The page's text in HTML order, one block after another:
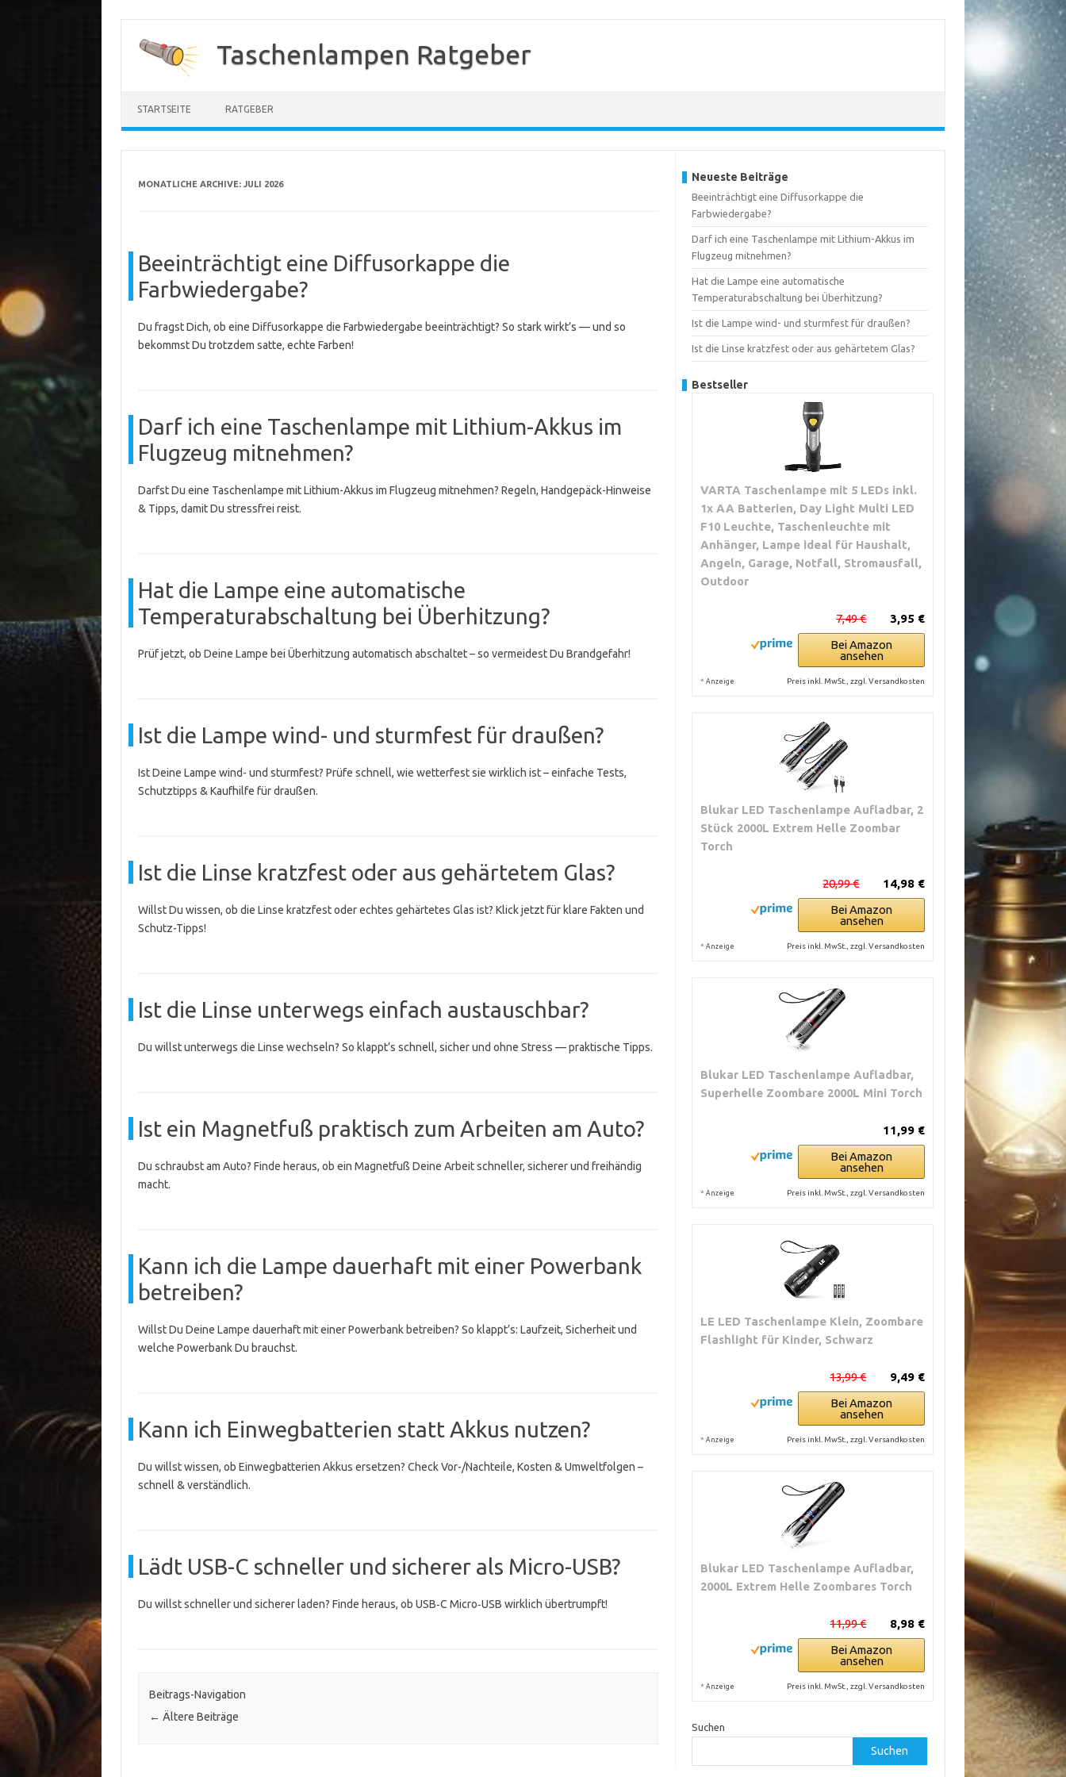
springen
Taschenlampen Ratgeber
STARTSEITE RATGEBER
MONATLICHE ARCHIVE: JULI 2026
Beeinträchtigt eine Diffusorkappe die
Farbwiedergabe?
Du fragst Dich, ob eine Diffusorkappe die Farbwiedergabe beeinträchtigt? So stark wirkt’s — und so
bekommst Du trotzdem satte, echte Farben!
Darf ich eine Taschenlampe mit Lithium-Akkus im
Flugzeug mitnehmen?
Darfst Du eine Taschenlampe mit Lithium-Akkus im Flugzeug mitnehmen? Regeln, Handgepäck-Hinweise
& Tipps, damit Du stressfrei reist.
Hat die Lampe eine automatische
Temperaturabschaltung bei Überhitzung?
Prüf jetzt, ob Deine Lampe bei Überhitzung automatisch abschaltet – so vermeidest Du Brandgefahr!
Ist die Lampe wind- und sturmfest für draußen?
Ist Deine Lampe wind- und sturmfest? Prüfe schnell, wie wetterfest sie wirklich ist – einfache Tests,
Schutztipps & Kaufhilfe für draußen.
Ist die Linse kratzfest oder aus gehärtetem Glas?
Willst Du wissen, ob die Linse kratzfest oder echtes gehärtetes Glas ist? Klick jetzt für klare Fakten und
Schutz-Tipps!
Ist die Linse unterwegs einfach austauschbar?
Du willst unterwegs die Linse wechseln? So klappt’s schnell, sicher und ohne Stress — praktische Tipps.
Ist ein Magnetfuß praktisch zum Arbeiten am Auto?
Du schraubst am Auto? Finde heraus, ob ein Magnetfuß Deine Arbeit schneller, sicherer und freihändig
macht.
Kann ich die Lampe dauerhaft mit einer Powerbank
betreiben?
Willst Du Deine Lampe dauerhaft mit einer Powerbank betreiben? So klappt’s: Laufzeit, Sicherheit und
welche Powerbank Du brauchst.
Kann ich Einwegbatterien statt Akkus nutzen?
Du willst wissen, ob Einwegbatterien Akkus ersetzen? Check Vor-/Nachteile, Kosten & Umweltfolgen –
schnell & verständlich.
Lädt USB-C schneller und sicherer als Micro-USB?
Du willst schneller und sicherer laden? Finde heraus, ob USB‑C Micro‑USB wirklich übertrumpft!
Beitrags-Navigation
← Ältere Beiträge
Neueste Beiträge
Beeinträchtigt eine Diffusorkappe die
Farbwiedergabe?
Darf ich eine Taschenlampe mit Lithium-Akkus im
Flugzeug mitnehmen?
Hat die Lampe eine automatische
Temperaturabschaltung bei Überhitzung?
Ist die Lampe wind- und sturmfest für draußen?
Ist die Linse kratzfest oder aus gehärtetem Glas?
Bestseller
VARTA Taschenlampe mit 5 LEDs inkl.
1x AA Batterien, Day Light Multi LED
F10 Leuchte, Taschenleuchte mit
Anhänger, Lampe ideal für Haushalt,
Angeln, Garage, Notfall, Stromausfall,
Outdoor
3,95 €
7,49 €
Bei Amazon
ansehen
* Anzeige Preis inkl. MwSt., zzgl. Versandkosten
Blukar LED Taschenlampe Aufladbar, 2
Stück 2000L Extrem Helle Zoombar
Torch
14,98 €
20,99 €
Bei Amazon
ansehen
* Anzeige Preis inkl. MwSt., zzgl. Versandkosten
Blukar LED Taschenlampe Aufladbar,
Superhelle Zoombare 2000L Mini Torch
11,99 €
Bei Amazon
ansehen
* Anzeige Preis inkl. MwSt., zzgl. Versandkosten
LE LED Taschenlampe Klein, Zoombare
Flashlight für Kinder, Schwarz
9,49 €
13,99 €
Bei Amazon
ansehen
* Anzeige Preis inkl. MwSt., zzgl. Versandkosten
Blukar LED Taschenlampe Aufladbar,
2000L Extrem Helle Zoombares Torch
8,98 €
11,99 €
Bei Amazon
ansehen
* Anzeige Preis inkl. MwSt., zzgl. Versandkosten
Suchen
Suchen